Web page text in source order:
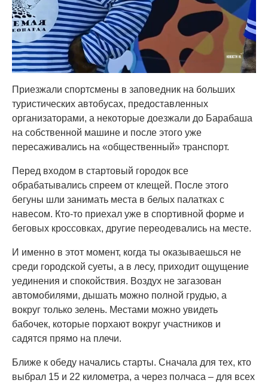
Приезжали спортсмены в заповедник на больших
туристических автобусах, предоставленных
организаторами, а некоторые доезжали до Барабаша
на собственной машине и после этого уже
пересаживались на «общественный» транспорт.
Перед входом в стартовый городок все
обрабатывались спреем от клещей. После этого
бегуны шли занимать места в белых палатках с
навесом. Кто-то приехал уже в спортивной форме и
беговых кроссовках, другие переодевались на месте.
И именно в этот момент, когда ты оказываешься не
среди городской суеты, а в лесу, приходит ощущение
уединения и спокойствия. Воздух не загазован
автомобилями, дышать можно полной грудью, а
вокруг только зелень. Местами можно увидеть
бабочек, которые порхают вокруг участников и
садятся прямо на плечи.
Ближе к обеду начались старты. Сначала для тех, кто
выбрал 15 и 22 километра, а через полчаса – для всех